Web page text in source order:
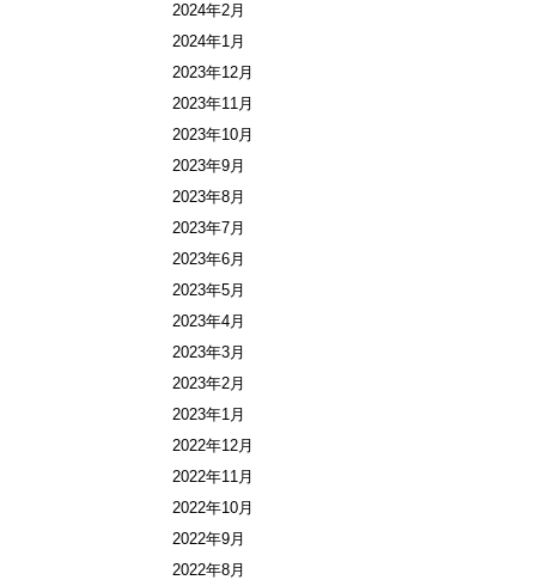
2024年2月
2024年1月
2023年12月
2023年11月
2023年10月
2023年9月
2023年8月
2023年7月
2023年6月
2023年5月
2023年4月
2023年3月
2023年2月
2023年1月
2022年12月
2022年11月
2022年10月
2022年9月
2022年8月